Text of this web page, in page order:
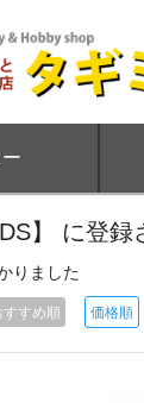
】 に登
りました
すすめ順 価格順